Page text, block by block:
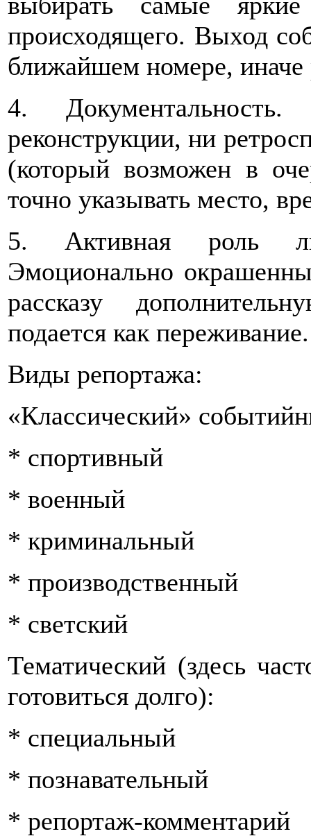
происходящего. Выход
ближайшем номере, иначе
4.
реконструкции, ни
(который возможен в
точно указывать место,
5. Активная роль
Эмоционально
рассказу
подается как переживание.
Виды репортажа:
«Классический»
* спортивный
* военный
* криминальный
* производственный
* светский
Тематический (здесь
готовиться долго):
* специальный
* познавательный
* репортаж-комментарий